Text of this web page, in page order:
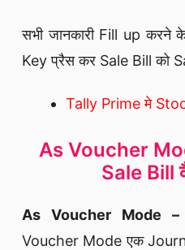
सभी जानकारी Fill up करने
Key प्रैस कर Sale Bill को
Tally Prime मे
As Voucher
Sale Bill
As Voucher Mode –
Voucher Mode एक